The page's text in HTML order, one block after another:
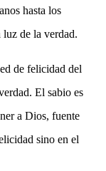
hasta los
luz de la verdad.
de felicidad del
El sabio es
a Dios, fuente
sino en el